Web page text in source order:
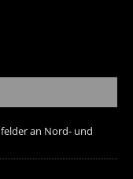
an Nord- und